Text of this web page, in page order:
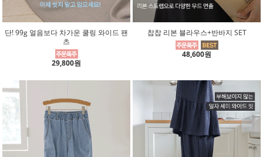
단! 99g 얼음보다 차가운 쿨링 와이드 팬
츠
29,800원
찹찹 리본 블라우스+반바지 SET
48,600원